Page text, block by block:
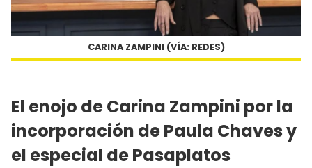
CARINA ZAMPINI (VÍA: REDES)
El enojo de Carina Zampini por la
incorporación de Paula Chaves y
el especial de Pasaplatos